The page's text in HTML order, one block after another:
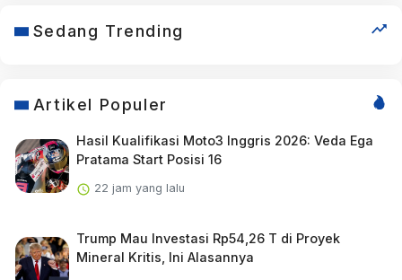
Sedang Trending
Artikel Populer
Hasil Kualifikasi Moto3 Inggris 2026: Veda Ega
Pratama Start Posisi 16
22 jam yang lalu
Trump Mau Investasi Rp54,26 T di Proyek
Mineral Kritis, Ini Alasannya